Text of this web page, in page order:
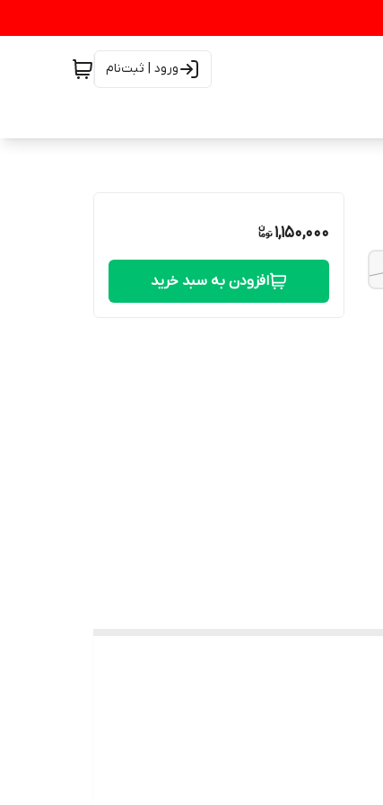
ورود | ثبت‌نام
1,150,000
افزودن به سبد خرید